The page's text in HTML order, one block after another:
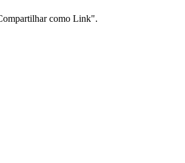
como Link".